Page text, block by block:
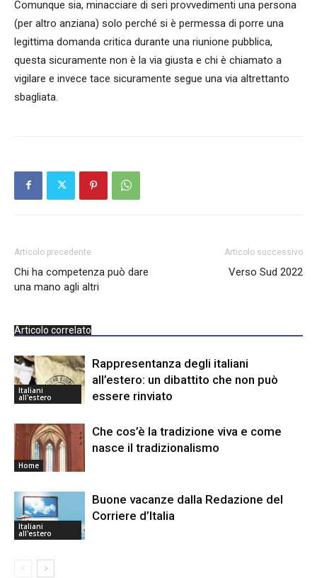
Comunque sia, minacciare di seri provvedimenti una persona
(per altro anziana) solo perché si è permessa di porre una
legittima domanda critica durante una riunione pubblica,
questa sicuramente non è la via giusta e chi è chiamato a
vigilare e invece tace sicuramente segue una via altrettanto
sbagliata.
Articolo precedente
Chi ha competenza può dare
una mano agli altri
Articolo successivo
Verso Sud 2022
Articolo correlato
Italiani
all'estero
Rappresentanza degli italiani
all’estero: un dibattito che non può
essere rinviato
Home
Che cos’è la tradizione viva e come
nasce il tradizionalismo
Italiani
all'estero
Buone vacanze dalla Redazione del
Corriere d’Italia